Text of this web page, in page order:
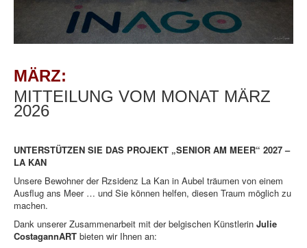
MÄRZ:
MITTEILUNG VOM MONAT MÄRZ
2026
UNTERSTÜTZEN SIE DAS PROJEKT „SENIOR AM MEER“ 2027 –
LA KAN
Unsere Bewohner der Rzsidenz La Kan in Aubel träumen von einem
Ausflug ans Meer … und Sie können helfen, diesen Traum möglich zu
machen.
Dank unserer Zusammenarbeit mit der belgischen Künstlerin Julie
CostagannART bieten wir Ihnen an: